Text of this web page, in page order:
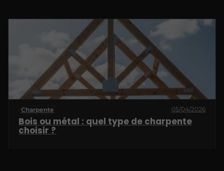
Charpente 05/04/2026
Bois ou métal : quel type de charpente
choisir ?